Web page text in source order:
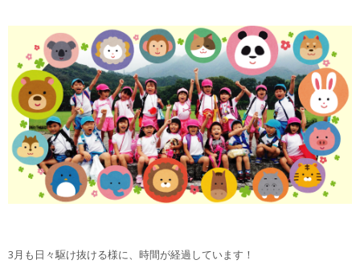
登園届・意見書ダウンロード
3月も日々駆け抜ける様に、時間が経過しています！